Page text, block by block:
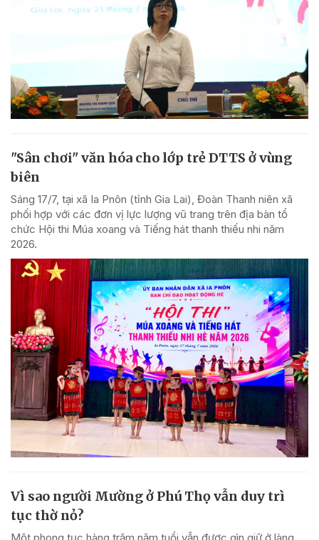
"Sân chơi" văn hóa cho lớp trẻ DTTS ở vùng
biên
Sáng 17/7, tại xã Ia Pnôn (tỉnh Gia Lai), Đoàn Thanh niên xã
phối hợp với các đơn vị lực lượng vũ trang trên địa bàn tổ
chức Hội thi Múa xoang và Tiếng hát thanh thiếu nhi năm
2026.
Vì sao người Mường ở Phú Thọ vẫn duy trì
tục thờ nỏ?